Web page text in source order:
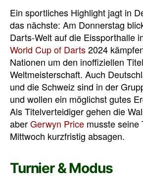
Ein sportliches Highlight jagt in
das nächste: Am Donnerstag
Darts-Welt auf die Eissporthalle
World Cup of Darts2024
Nationen um den inoffiziellen
Weltmeisterschaft. Auch
und die Schweiz sind in der
und wollen ein möglichst gutes
Als Titelverteidiger gehen die
aberGerwyn Price musste seine
Mittwoch kurzfristig absagen.
Turnier & Modus